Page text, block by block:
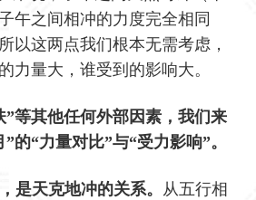
午之间相冲的力度完全相同
以这两点我们根本无需考虑，
力量大，谁受到的影响大。
”等其他任何外部因素，我们来
的“力量对比”与“受力影响”。
是天克地冲的关系。 从五行相